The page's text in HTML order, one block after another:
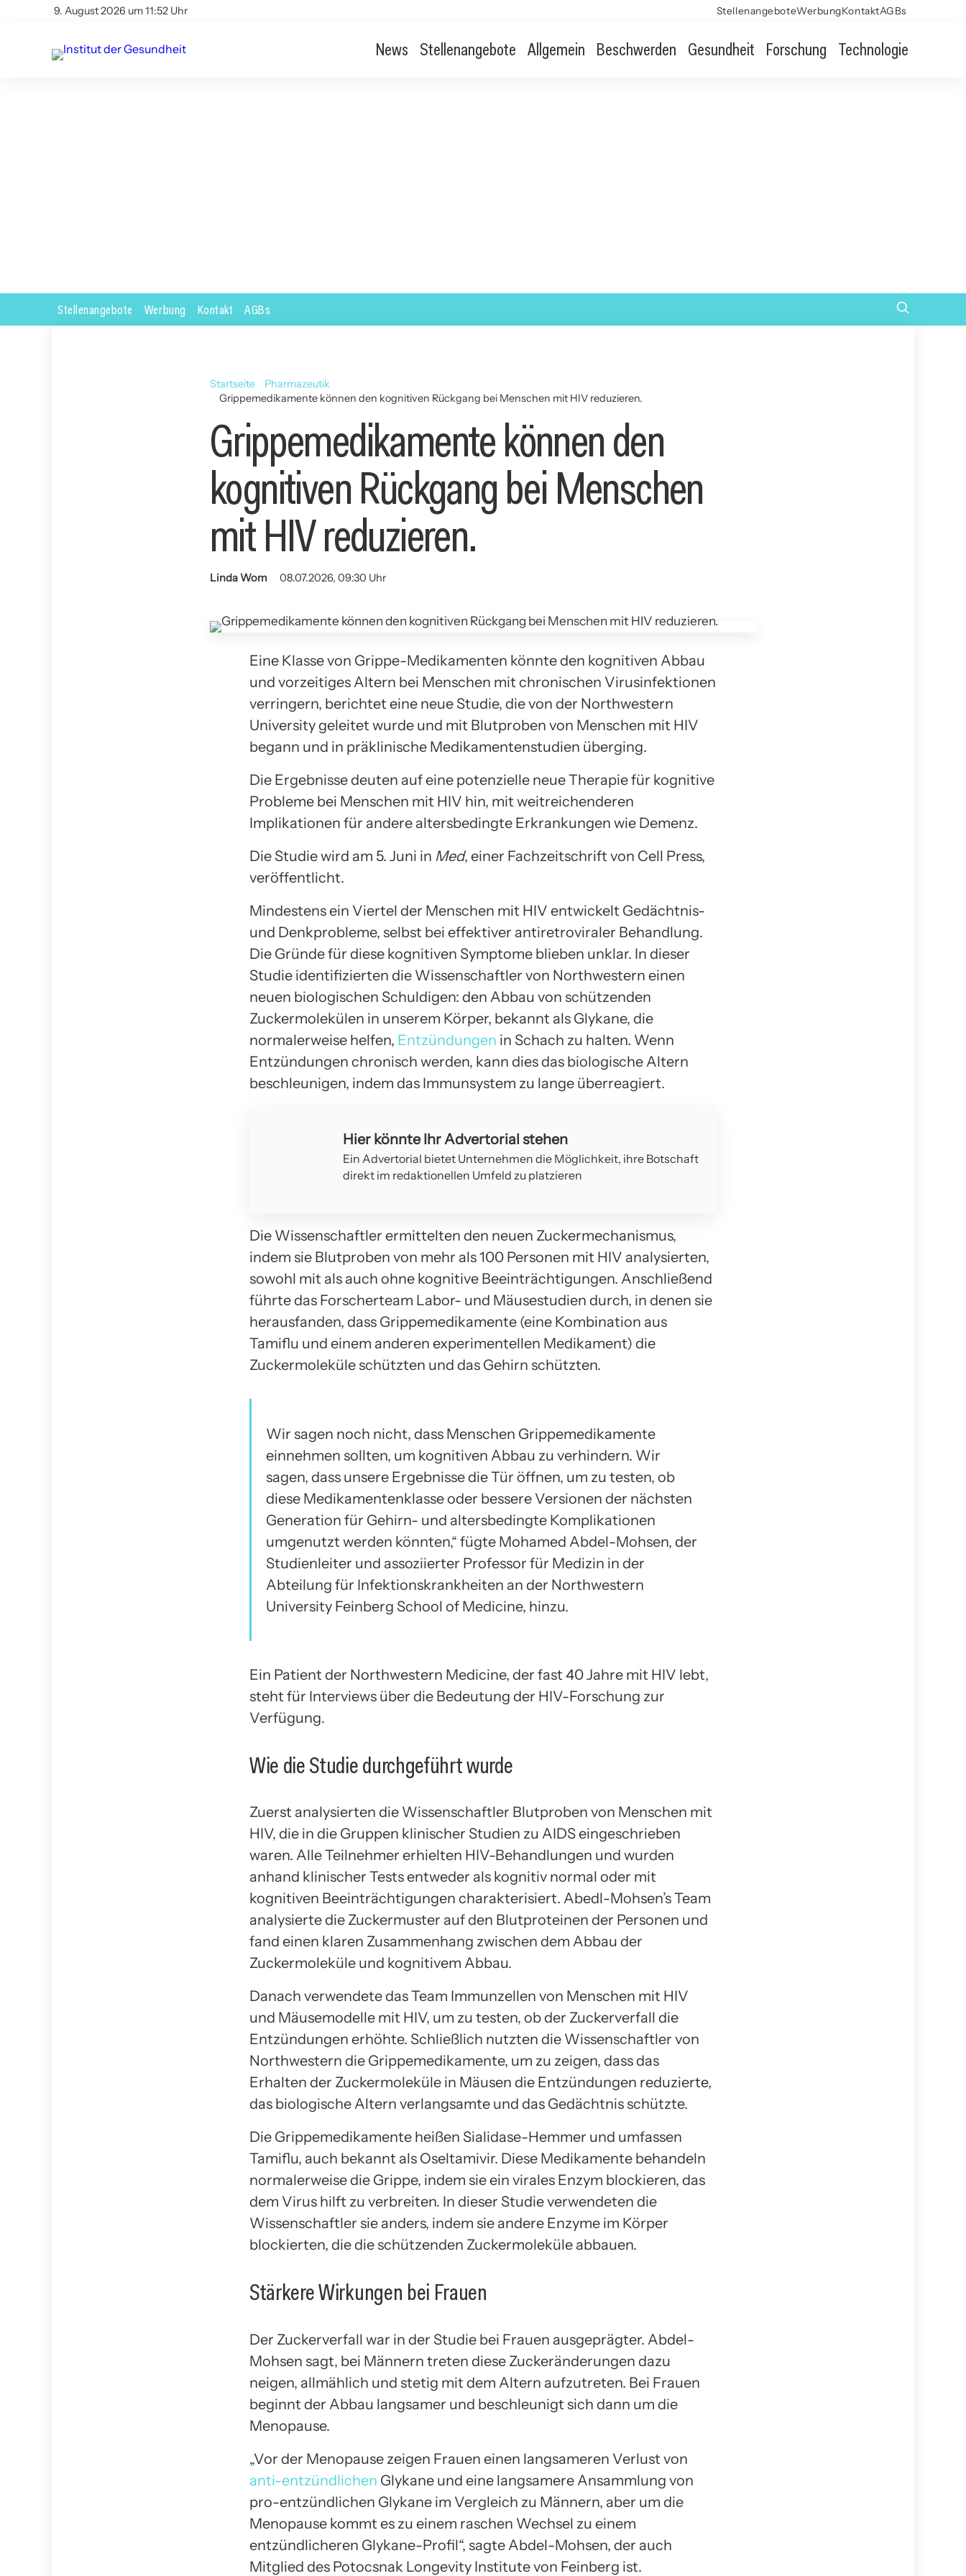
9. August 2026 um 11:52 Uhr StellenangeboteWerbungKontaktAGBs
News Stellenangebote Allgemein Beschwerden Gesundheit Forschung Technologie
Stellenangebote Werbung Kontakt AGBs
Startseite
Pharmazeutik
Grippemedikamente können den kognitiven Rückgang bei Menschen mit HIV reduzieren.
Grippemedikamente können den
kognitiven Rückgang bei Menschen
mit HIV reduzieren.
Linda Wom 08.07.2026, 09:30 Uhr
Eine Klasse von Grippe-Medikamenten könnte den kognitiven Abbau
und vorzeitiges Altern bei Menschen mit chronischen Virusinfektionen
verringern, berichtet eine neue Studie, die von der Northwestern
University geleitet wurde und mit Blutproben von Menschen mit HIV
begann und in präklinische Medikamentenstudien überging.
Die Ergebnisse deuten auf eine potenzielle neue Therapie für kognitive
Probleme bei Menschen mit HIV hin, mit weitreichenderen
Implikationen für andere altersbedingte Erkrankungen wie Demenz.
Die Studie wird am 5. Juni in Med, einer Fachzeitschrift von Cell Press,
veröffentlicht.
Mindestens ein Viertel der Menschen mit HIV entwickelt Gedächtnis-
und Denkprobleme, selbst bei effektiver antiretroviraler Behandlung.
Die Gründe für diese kognitiven Symptome blieben unklar. In dieser
Studie identifizierten die Wissenschaftler von Northwestern einen
neuen biologischen Schuldigen: den Abbau von schützenden
Zuckermolekülen in unserem Körper, bekannt als Glykane, die
normalerweise helfen, Entzündungen in Schach zu halten. Wenn
Entzündungen chronisch werden, kann dies das biologische Altern
beschleunigen, indem das Immunsystem zu lange überreagiert.
Hier könnte Ihr Advertorial stehen
Ein Advertorial bietet Unternehmen die Möglichkeit, ihre Botschaft
direkt im redaktionellen Umfeld zu platzieren
Die Wissenschaftler ermittelten den neuen Zuckermechanismus,
indem sie Blutproben von mehr als 100 Personen mit HIV analysierten,
sowohl mit als auch ohne kognitive Beeinträchtigungen. Anschließend
führte das Forscherteam Labor- und Mäusestudien durch, in denen sie
herausfanden, dass Grippemedikamente (eine Kombination aus
Tamiflu und einem anderen experimentellen Medikament) die
Zuckermoleküle schützten und das Gehirn schützten.
Wir sagen noch nicht, dass Menschen Grippemedikamente
einnehmen sollten, um kognitiven Abbau zu verhindern. Wir
sagen, dass unsere Ergebnisse die Tür öffnen, um zu testen, ob
diese Medikamentenklasse oder bessere Versionen der nächsten
Generation für Gehirn- und altersbedingte Komplikationen
umgenutzt werden könnten,“ fügte Mohamed Abdel-Mohsen, der
Studienleiter und assoziierter Professor für Medizin in der
Abteilung für Infektionskrankheiten an der Northwestern
University Feinberg School of Medicine, hinzu.
Ein Patient der Northwestern Medicine, der fast 40 Jahre mit HIV lebt,
steht für Interviews über die Bedeutung der HIV-Forschung zur
Verfügung.
Wie die Studie durchgeführt wurde
Zuerst analysierten die Wissenschaftler Blutproben von Menschen mit
HIV, die in die Gruppen klinischer Studien zu AIDS eingeschrieben
waren. Alle Teilnehmer erhielten HIV-Behandlungen und wurden
anhand klinischer Tests entweder als kognitiv normal oder mit
kognitiven Beeinträchtigungen charakterisiert. Abedl-Mohsen’s Team
analysierte die Zuckermuster auf den Blutproteinen der Personen und
fand einen klaren Zusammenhang zwischen dem Abbau der
Zuckermoleküle und kognitivem Abbau.
Danach verwendete das Team Immunzellen von Menschen mit HIV
und Mäusemodelle mit HIV, um zu testen, ob der Zuckerverfall die
Entzündungen erhöhte. Schließlich nutzten die Wissenschaftler von
Northwestern die Grippemedikamente, um zu zeigen, dass das
Erhalten der Zuckermoleküle in Mäusen die Entzündungen reduzierte,
das biologische Altern verlangsamte und das Gedächtnis schützte.
Die Grippemedikamente heißen Sialidase-Hemmer und umfassen
Tamiflu, auch bekannt als Oseltamivir. Diese Medikamente behandeln
normalerweise die Grippe, indem sie ein virales Enzym blockieren, das
dem Virus hilft zu verbreiten. In dieser Studie verwendeten die
Wissenschaftler sie anders, indem sie andere Enzyme im Körper
blockierten, die die schützenden Zuckermoleküle abbauen.
Stärkere Wirkungen bei Frauen
Der Zuckerverfall war in der Studie bei Frauen ausgeprägter. Abdel-
Mohsen sagt, bei Männern treten diese Zuckeränderungen dazu
neigen, allmählich und stetig mit dem Altern aufzutreten. Bei Frauen
beginnt der Abbau langsamer und beschleunigt sich dann um die
Menopause.
„Vor der Menopause zeigen Frauen einen langsameren Verlust von
anti-entzündlichen Glykane und eine langsamere Ansammlung von
pro-entzündlichen Glykane im Vergleich zu Männern, aber um die
Menopause kommt es zu einem raschen Wechsel zu einem
entzündlicheren Glykane-Profil“, sagte Abdel-Mohsen, der auch
Mitglied des Potocsnak Longevity Institute von Feinberg ist.